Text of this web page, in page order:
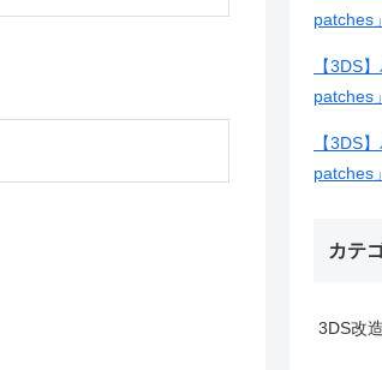
patches
【3DS
patches
【3DS
patches
カテ
3DS改造